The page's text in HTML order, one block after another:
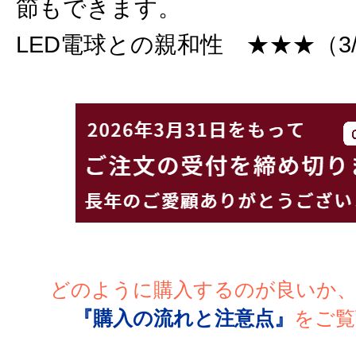
節もできます。
LED電球との親和性 ★★★（
どのように購入するのが良いか
『購入の流れと注意点』
をご